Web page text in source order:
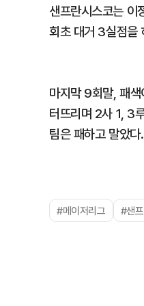
샌프란시스코는
회초 대거 3실점을
마지막 9회말, 패
터뜨리며 2사 1, 3
팀은 패하고 말았다.
#메이저리그 #샌